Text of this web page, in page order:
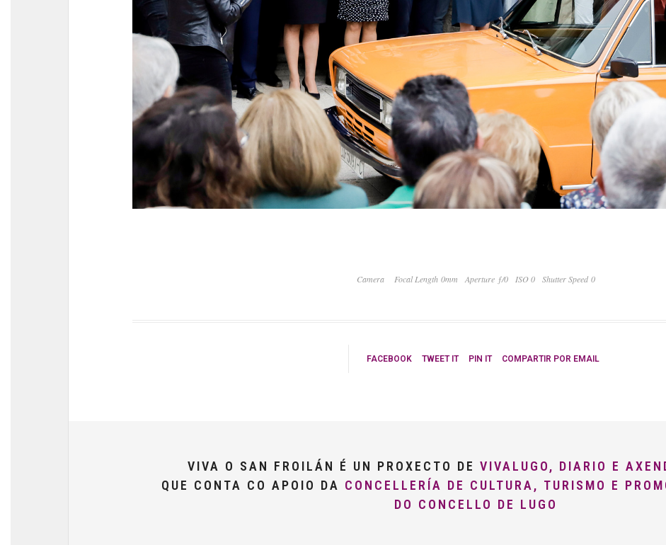
Camera Focal Length 0mm Aperture ƒ/0 ISO 0 Shutter Speed 0
FACEBOOK TWEET IT PIN IT COMPARTIR POR EMAIL
VIVA O SAN FROILÁN É UN PROXECTO DE VIVALUGO, DIARIO E
QUE CONTA CO APOIO DA CONCELLERÍA DE CULTURA, TURISMO E
DO CONCELLO DE LUGO